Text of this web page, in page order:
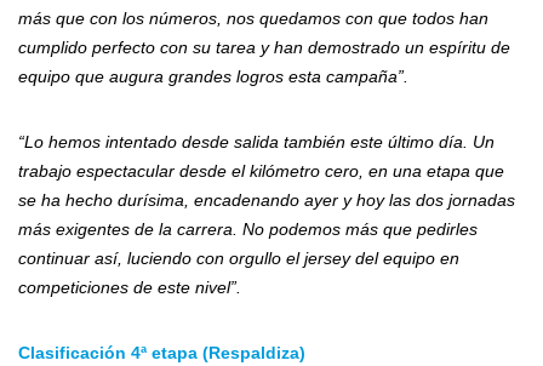
más que con los números, nos quedamos con que todos han
cumplido perfecto con su tarea y han demostrado un espíritu de
equipo que augura grandes logros esta campaña”.
“Lo hemos intentado desde salida también este último día. Un
trabajo espectacular desde el kilómetro cero, en una etapa que
se ha hecho durísima, encadenando ayer y hoy las dos jornadas
más exigentes de la carrera. No podemos más que pedirles
continuar así, luciendo con orgullo el jersey del equipo en
competiciones de este nivel”.
Clasificación 4ª etapa (Respaldiza)